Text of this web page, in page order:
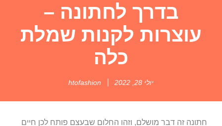
בדרך לחתונה –
עוצרות לקנות שמלת
כלה
יולי 28, 2022 htofashion
חתונה זה דבר מושלם, וזהו החלום שבעצם פותח לכן חיים